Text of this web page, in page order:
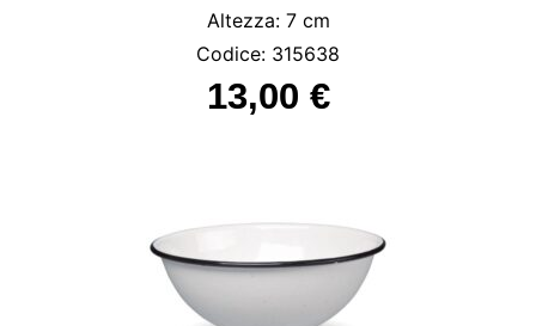
Altezza: 7 cm
Codice: 315638
13,00 €